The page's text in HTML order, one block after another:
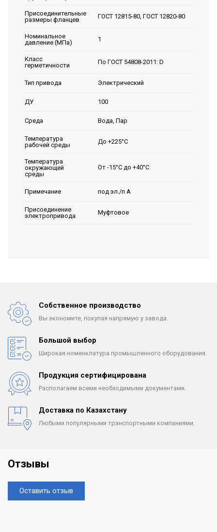
Присоединительные
размеры фланцев
ГОСТ 12815-80, ГОСТ 12820-80
Номинальное
давление (МПа)
1
Класс
герметичности
По ГОСТ 54808-2011: D
Тип привода Электрический
ДУ 100
Среда Вода, Пар
Температура
рабочей среды
До +225°С
Температура
окружающей
среды
От -15°С до +40°С
Примечание под эл./п А
Присоединение
электропривода
Муфтовое
Собственное производство
Вы экономите, покупая напрямую у завода.
Большой выбор
Широкая номенклатура промышленного оборудования.
Продукция сертифицирована
Располагаем всеми необходимыми документами.
Доставка по Казахстану
Любыми популярными транспортными компаниями.
Отзывы
Оставить отзыв